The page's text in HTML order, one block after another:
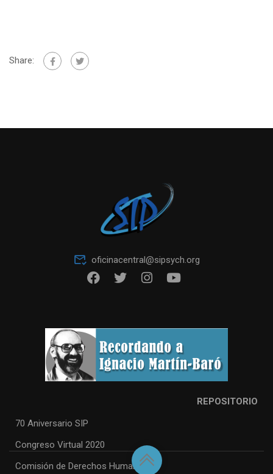
Share:
oficinacentral@sipsych.org
REPOSITORIO
70 Aniversario SIP
Congreso Virtual 2020
Comisión de Derechos Humanos